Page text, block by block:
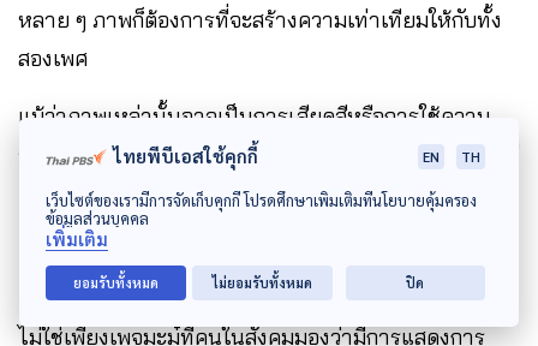
หลาย ๆ ภาพก็ต้องการที่จะสร้างความเท่าเทียมให้กับทั้ง
สองเพศ
แม้ว่าภาพเหล่านั้นอาจเป็นการเสียดสีหรือการใช้ความ
รุนแรงก็ตาม ดังนั้น ภาพการ์ตูนส่วนใหญ่ที่มีเนื้อหาเสียดสี
ผู้หญิง จึงเหมือนกับการ ‘เอาคืน’ ของฝั่งผู้ชายจากเฟมทวิ
ตนั่นเอง
ไม่ใช่เพียงเพจมะมู๋ที่คนในสังคมมองว่ามีการแสดงการ
ไทยพีบีเอสใช้คุกกี้ EN TH
เว็บไซต์ของเรามีการจัดเก็บคุกกี้ โปรดศึกษาเพิ่มเติมที่นโยบายคุ้มครอง
ข้อมูลส่วนบุคคล
เพิ่มเติม
ยอมรับทั้งหมด ไม่ยอมรับทั้งหมด ปิด